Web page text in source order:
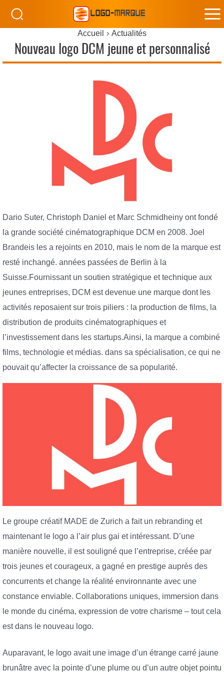
Accueil Actualités
Nouveau logo DCM jeune et personnalisé
Dario Suter, Christoph Daniel et Marc Schmidheiny ont fondé
la grande société cinématographique DCM en 2008. Joel
Brandeis les a rejoints en 2010, mais le nom de la marque est
resté inchangé. années passées de Berlin à la
Suisse.Fournissant un soutien stratégique et technique aux
jeunes entreprises, DCM est devenue une marque dont les
activités reposaient sur trois piliers : la production de films, la
distribution de produits cinématographiques et
l’investissement dans les startups.Ainsi, la marque a combiné
films, technologie et médias. dans sa spécialisation, ce qui ne
pouvait qu’affecter la croissance de sa popularité.
Le groupe créatif MADE de Zurich a fait un rebranding et
maintenant le logo a l’air plus gai et intéressant. D’une
manière nouvelle, il est souligné que l’entreprise, créée par
trois jeunes et courageux, a gagné en prestige auprès des
concurrents et change la réalité environnante avec une
constance enviable. Collaborations uniques, immersion dans
le monde du cinéma, expression de votre charisme – tout cela
est dans le nouveau logo.
Auparavant, le logo avait une image d’un étrange carré jaune
brunâtre avec la pointe d’une plume ou d’un autre objet pointu